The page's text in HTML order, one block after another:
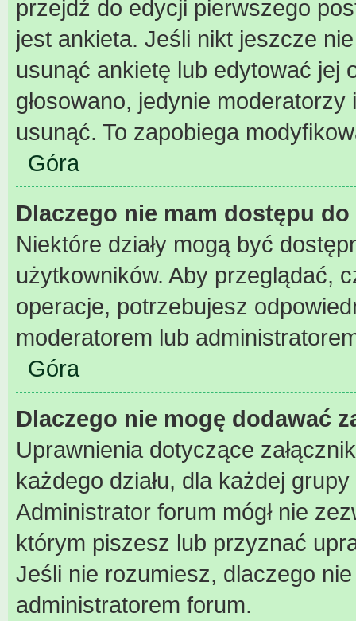
przejdź do edycji pierwszego
jest ankieta. Jeśli nikt jeszcze
usunąć ankietę lub edytować jej
głosowano, jedynie
usunąć. To zapobiega
Góra
Dlaczego nie mam dostępu do
Niektóre działy mogą być
użytkowników. Aby przeglądać,
operacje, potrzebujesz
moderatorem lub
Góra
Dlaczego nie mogę dodawać
Uprawnienia dotyczące
każdego działu, dla każdej
Administrator forum mógł nie
którym piszesz lub przyznać
Jeśli nie rozumiesz, dlaczego
administratorem forum.